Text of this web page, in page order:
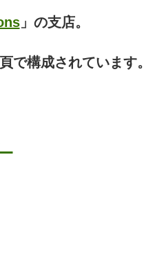
」の支店。
で構成されています。